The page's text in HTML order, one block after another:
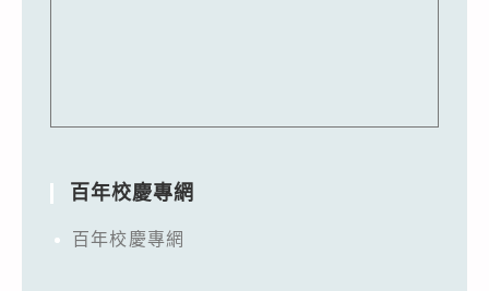
百年校慶專網
百年校慶專網